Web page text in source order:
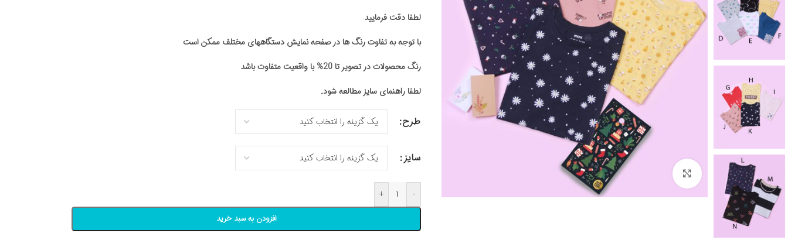
برای بزرگنمایی کلیک کنید
لطفا دقت فرمایید
با توجه به تفاوت رنگ ها در صفحه نمایش دستگاههای مختلف ممکن است
رنگ محصولات در تصویر تا 20% با واقعیت متفاوت باشد
لطفا راهنمای سایز مطالعه شود.
طرح
سایز
-
+
افزودن به سبد خرید